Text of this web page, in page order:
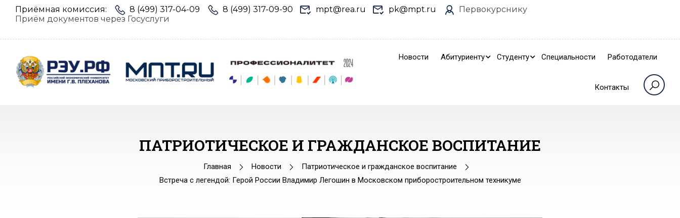
Приёмная комиссия: 8 (499) 317-04-09 8 (499) 317-09-90 mpt@rea.ru pk@mpt.ru
Первокурснику
Приём документов через Госуслуги
Новости Абитуриенту Студенту Специальности Работодатели
Контакты
ПАТРИОТИЧЕСКОЕ И ГРАЖДАНСКОЕ ВОСПИТАНИЕ
Главная Новости
Патриотическое и гражданское воспитание
Встреча с легендой: Герой России Владимир Легошин в Московском приборостроительном техникуме